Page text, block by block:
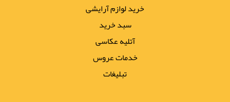
خرید لوازم آرایشی
سبد خرید
آتلیه عکاسی
خدمات عروس
تبلیغات